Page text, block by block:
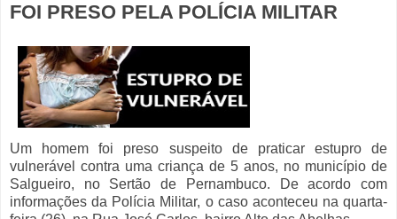
FOI PRESO PELA POLÍCIA MILITAR
Um homem foi preso suspeito de praticar estupro de
vulnerável contra uma criança de 5 anos, no município de
Salgueiro, no Sertão de Pernambuco. De acordo com
informações da Polícia Militar, o caso aconteceu na quarta-